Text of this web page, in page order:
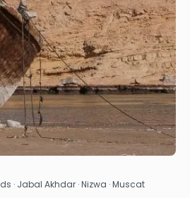
· Jabal Akhdar · Nizwa · Muscat